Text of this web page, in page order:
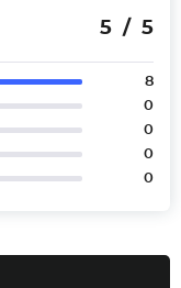
5 / 5
8
0
0
0
0